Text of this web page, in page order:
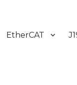
EtherCAT